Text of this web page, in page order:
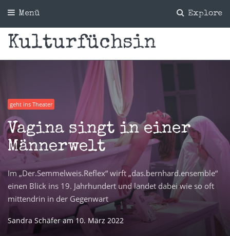
Explore
Menü
Kulturfüchsin
geht ins Theater
Vagina singt in einer
Männerwelt
Im „Der.Semmelweis.Reflex“ wirft „das.bernhard.ensemble“
einen Blick ins 19. Jahrhundert und landet dabei wie so oft
mittendrin in der Gegenwart
Sandra Schäfer am 10. März 2022